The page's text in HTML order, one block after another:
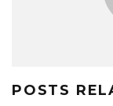
POSTS